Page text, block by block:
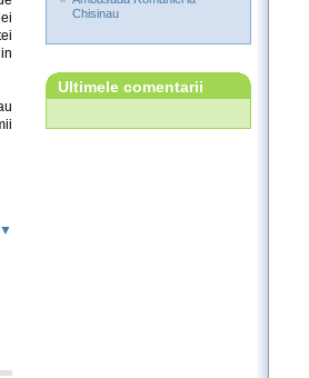
Chisinau
Ultimele comentarii